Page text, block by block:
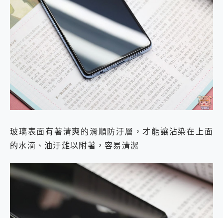
玻璃表面有著清爽的滑順防汙層，才能讓沾染在上面
的水滴、油汙難以附著，容易清潔